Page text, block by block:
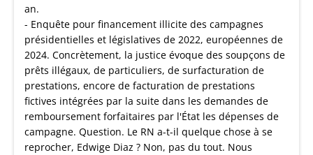
an.
- Enquête pour financement illicite des campagnes
présidentielles et législatives de 2022, européennes de
2024. Concrètement, la justice évoque des soupçons de
prêts illégaux, de particuliers, de surfacturation de
prestations, encore de facturation de prestations
fictives intégrées par la suite dans les demandes de
remboursement forfaitaires par l'État les dépenses de
campagne. Question. Le RN a-t-il quelque chose à se
reprocher, Edwige Diaz ? Non, pas du tout. Nous